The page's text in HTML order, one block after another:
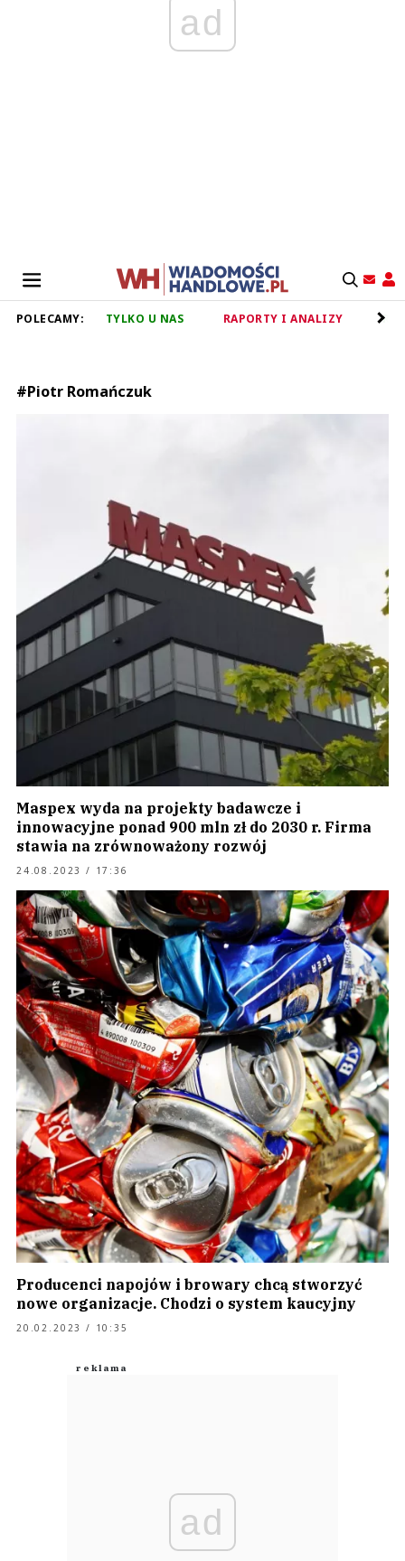
ad
POLECAMY: TYLKO U NAS RAPORTY I ANALIZY
#Piotr Romańczuk
Maspex wyda na projekty badawcze i
innowacyjne ponad 900 mln zł do 2030 r. Firma
stawia na zrównoważony rozwój
24.08.2023 / 17:36
Producenci napojów i browary chcą stworzyć
nowe organizacje. Chodzi o system kaucyjny
20.02.2023 / 10:35
ad